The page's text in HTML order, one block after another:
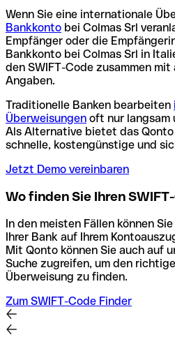
Wenn Sie eine internationale
Bankkonto bei Colmas Srl
Empfänger oder die
Bankkonto bei Colmas Srl in
den SWIFT-Code zusammen
Angaben.
Traditionelle Banken bearbeiten
Überweisungen oft nur langsam
Als Alternative bietet das Qonto
schnelle, kostengünstige und
Jetzt Demo vereinbaren
Wo finden Sie Ihren
In den meisten Fällen können
Ihrer Bank auf Ihrem
Mit Qonto können Sie auch auf
Suche zugreifen, um den
Überweisung zu finden.
Zum SWIFT-Code Finder